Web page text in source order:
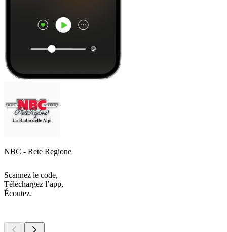
NBC - Rete Regione
Scannez le code,
Téléchargez l’app,
Écoutez.